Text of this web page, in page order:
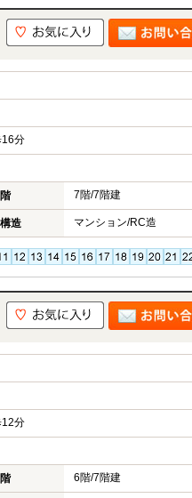
分
7階/7階建
造 マンション/RC造
分
6階/7階建